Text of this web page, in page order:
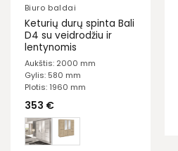
Biuro baldai
Keturių durų spinta Bali
D4 su veidrodžiu ir
lentynomis
Aukštis: 2000 mm
Gylis: 580 mm
Plotis: 1960 mm
353 €